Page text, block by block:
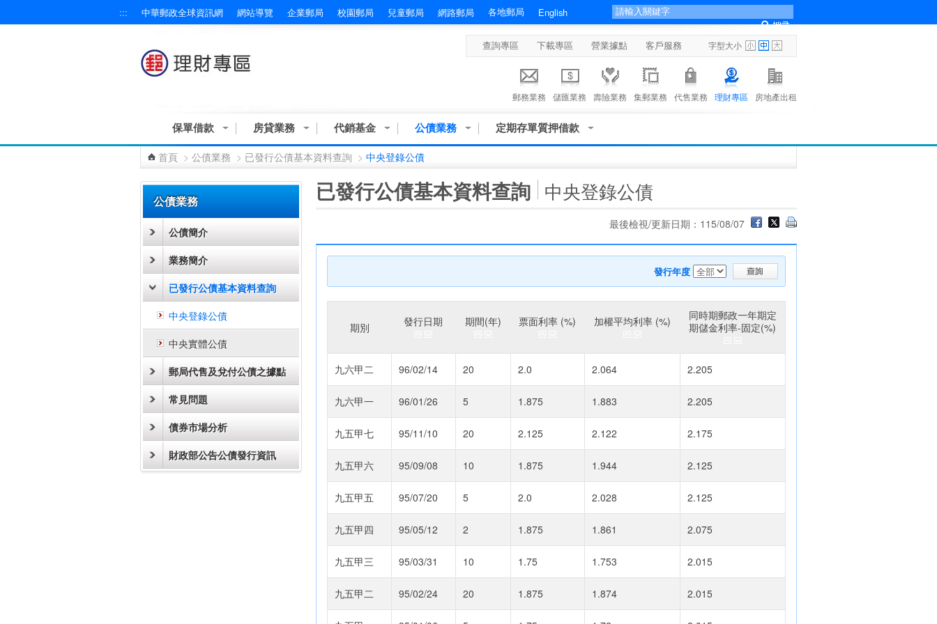
::: 中華郵政全球資訊網 網站導覽 企業郵局 校園郵局 兒童郵局 網路郵局 各地郵局 English
查詢專區 下載專區 營業據點 客戶服務 字型大小
郵務業務 儲匯業務 壽險業務 集郵業務 代售業務 理財專區 房地產出租
保單借款 房貸業務 代銷基金 公債業務 定期存單質押借款
首頁 > 公債業務 > 已發行公債基本資料查詢 > 中央登錄公債
公債業務
公債簡介
業務簡介
已發行公債基本資料查詢
中央登錄公債
中央實體公債
郵局代售及兌付公債之據點
常見問題
債券市場分析
財政部公告公債發行資訊
已發行公債基本資料查詢 中央登錄公債
最後檢視/更新日期：115/08/07
發行年度
期別 發行日期 期間(年) 票面利率 (%) 加權平均利率 (%)
同時期郵政一年期定
期儲金利率-固定(%)
九六甲二 96/02/14 20 2.0 2.064 2.205
九六甲一 96/01/26 5 1.875 1.883 2.205
九五甲七 95/11/10 20 2.125 2.122 2.175
九五甲六 95/09/08 10 1.875 1.944 2.125
九五甲五 95/07/20 5 2.0 2.028 2.125
九五甲四 95/05/12 2 1.875 1.861 2.075
九五甲三 95/03/31 10 1.75 1.753 2.015
九五甲二 95/02/24 20 1.875 1.874 2.015